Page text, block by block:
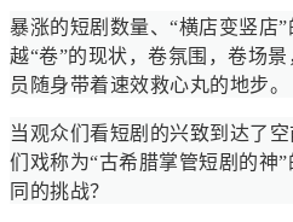
暴涨的短剧数量、“横店变竖店
越“卷”的现状，卷氛围，卷场
员随身带着速效救心丸的地步。
当观众们看短剧的兴致到达了
们戏称为“古希腊掌管短剧的神
同的挑战？